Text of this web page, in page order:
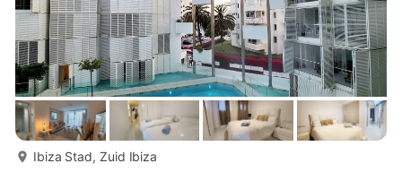
Ibiza Stad, Zuid Ibiza